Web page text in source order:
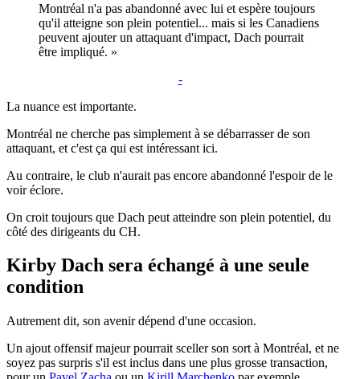
Montréal n'a pas abandonné avec lui et espère toujours
qu'il atteigne son plein potentiel... mais si les Canadiens
peuvent ajouter un attaquant d'impact, Dach pourrait
être impliqué. »
-
La nuance est importante.
Montréal ne cherche pas simplement à se débarrasser de son
attaquant, et c'est ça qui est intéressant ici.
Au contraire, le club n'aurait pas encore abandonné l'espoir de le
voir éclore.
On croit toujours que Dach peut atteindre son plein potentiel, du
côté des dirigeants du CH.
Kirby Dach sera échangé à une seule
condition
Autrement dit, son avenir dépend d'une occasion.
Un ajout offensif majeur pourrait sceller son sort à Montréal, et ne
soyez pas surpris s'il est inclus dans une plus grosse transaction,